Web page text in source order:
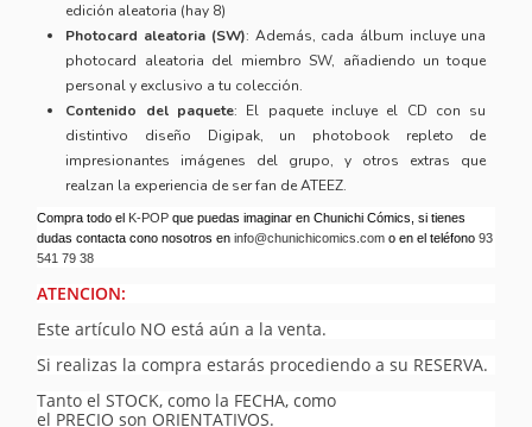
edición aleatoria (hay 8)
Photocard aleatoria (SW): Además, cada álbum incluye una
photocard aleatoria del miembro SW, añadiendo un toque
personal y exclusivo a tu colección.
Contenido del paquete: El paquete incluye el CD con su
distintivo diseño Digipak, un photobook repleto de
impresionantes imágenes del grupo, y otros extras que
realzan la experiencia de ser fan de ATEEZ.
Compra todo el K-POPque puedas imaginar en Chunichi Cómics, si tienes
dudas contacta cono nosotros eninfo@chunichicomics.com o en el teléfono93
541 79 38
ATENCION:
Este artículo NO está aún a la venta.
Si realizas la compra estarás procediendo a su RESERVA.
Tanto el STOCK, como la FECHA, como
el PRECIO son ORIENTATIVOS.